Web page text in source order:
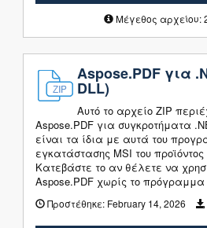
Μέγεθος αρχείου:
Aspose.PDF για
DLL)
Αυτό το αρχείο ZIP
Aspose.PDF για συγκροτήματα
είναι τα ίδια με αυτά του
εγκατάστασης MSI του προϊόντος
Κατεβάστε το αν θέλετε να
Aspose.PDF χωρίς το
Προστέθηκε: February 14, 2026